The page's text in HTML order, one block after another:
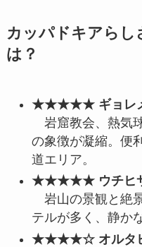
カッパドキアらし
は？
★★★★★ ギョレ
岩窟教会、熱気
の象徴が凝縮。便
道エリア。
★★★★★ ウチヒ
岩山の景観と絶
テルが多く、静か
★★★★☆ オルタ